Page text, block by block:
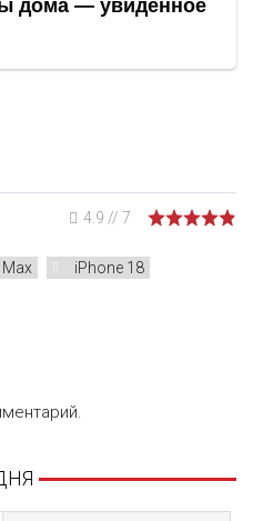
4.9 // 7
iPhone 18